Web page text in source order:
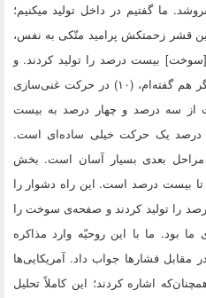
ما گفتیم در داخل تولید میکنیم؛
قشر زحمتکش پرامید متّکى به نفس،
بیست درصد را تولید کردند. و
شما توجّه دارید، من شاید یک بار دیگر هم گفته‌ام، (۱۰) در حرکت غنى‌سازى
سه درصد و چهار درصد به بیست
درصد یک حرکت خیلى ساده‌اى است.
بعدى بسیار آسان است. بخش
این قسمت ۵/۳ درصد تا بیست درصد است. این راه دشوار را
را تولید کردند و صفحه‌ى سوخت را
ما بود. ما با این روحیّه وارد مذاکره
مقابل فشارها جواب داد. آمریکایى‌ها
اشاره کردند؛ این کاملاً تحلیل